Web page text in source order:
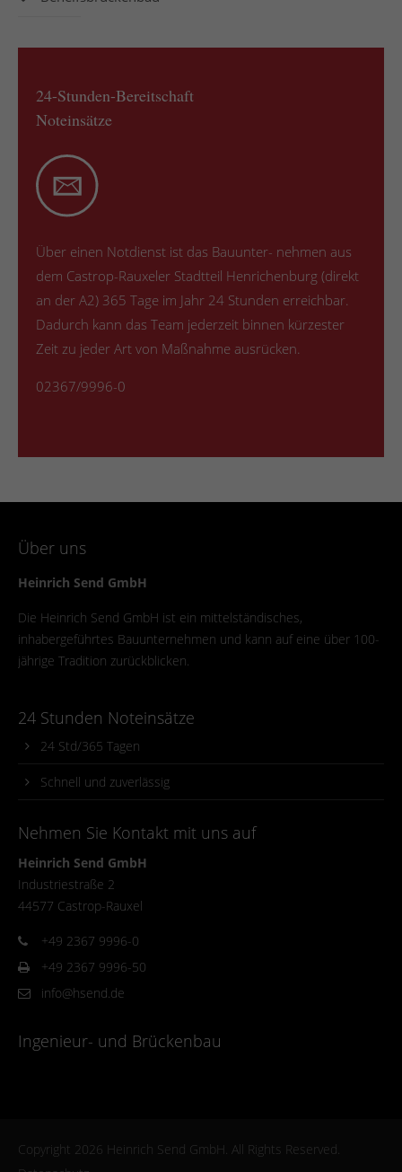
24-Stunden-Bereitschaft
Noteinsätze
Über einen Notdienst ist das Bauunter- nehmen aus
dem Castrop-Rauxeler Stadtteil Henrichenburg (direkt
an der A2) 365 Tage im Jahr 24 Stunden erreichbar.
Dadurch kann das Team jederzeit binnen kürzester
Zeit zu jeder Art von Maßnahme ausrücken.
02367/9996-0
Über uns
Heinrich Send GmbH
Die Heinrich Send GmbH ist ein mittelständisches,
inhabergeführtes Bauunternehmen und kann auf eine über 100-
jährige Tradition zurückblicken.
24 Stunden Noteinsätze
24 Std/365 Tagen
Schnell und zuverlässig
Nehmen Sie Kontakt mit uns auf
Heinrich Send GmbH
Industriestraße 2
44577 Castrop-Rauxel
+49 2367 9996-0
+49 2367 9996-50
info@hsend.de
Ingenieur- und Brückenbau
Copyright 2026 Heinrich Send GmbH. All Rights Reserved.